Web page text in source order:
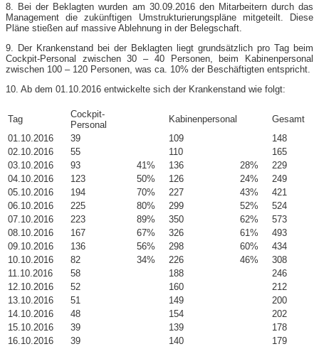
8. Bei der Beklagten wurden am 30.09.2016 den Mitarbeitern durch das
Management die zukünftigen Umstrukturierungspläne mitgeteilt. Diese
Pläne stießen auf massive Ablehnung in der Belegschaft.
9. Der Krankenstand bei der Beklagten liegt grundsätzlich pro Tag beim
Cockpit-​Personal zwischen 30 – 40 Personen, beim Kabinenpersonal
zwischen 100 – 120 Personen, was ca. 10% der Beschäftigten entspricht.
10. Ab dem 01.10.2016 entwickelte sich der Krankenstand wie folgt:
Tag
Cockpit-
Personal
Kabinen­per­sonal
Gesamt
01.10.2016
39 109
148
02.10.2016
55 110
165
03.10.2016
93 41% 136 28%
229
04.10.2016
123 50% 126 24%
249
05.10.2016
194 70% 227 43%
421
06.10.2016
225 80% 299 52%
524
07.10.2016
223 89% 350 62%
573
08.10.2016
167 67% 326 61%
493
09.10.2016
136 56% 298 60%
434
10.10.2016
82 34% 226 46%
308
11.10.2016
58 188
246
12.10.2016
52 160
212
13.10.2016
51 149
200
14.10.2016
48 154
202
15.10.2016
39 139
178
16.10.2016
39 140
179